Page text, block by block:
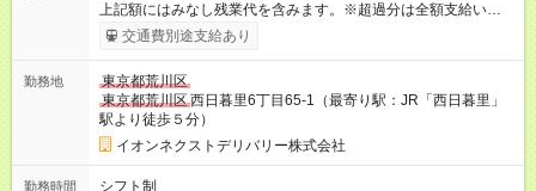
上記額にはみなし残業代を含みます。※超過分は全額支給いたし
ます。 みなし残業代 35,671円／月 みなし残業時間 20時間／月
【試用期間】試用期間あり 試用期間の長さ：3ヶ月 ※ 雇用形態
用時と同じです。 給与：月給 256,133円以上 上記額にはみなし
残業代を含みます。※超過分は全額支給いたします。 みなし残
業代 34,133円以上／月 みなし残業時間 20時間／月 ■研修
後 ：月給261，902円(一律手当含む) ■本配属後 ：月給
267，671円～283，823円(一律手当含む) ※研修期間中は給与が
上記になり、 その他の待遇に変更はございません。
交通費別途支給あり
勤務地
東京都荒川区
東京都荒川区西日暮里6丁目65-1（最寄り駅：JR「西日暮里」
駅より徒歩５分）
イオンネクストデリバリー株式会社
勤務時間
シフト制